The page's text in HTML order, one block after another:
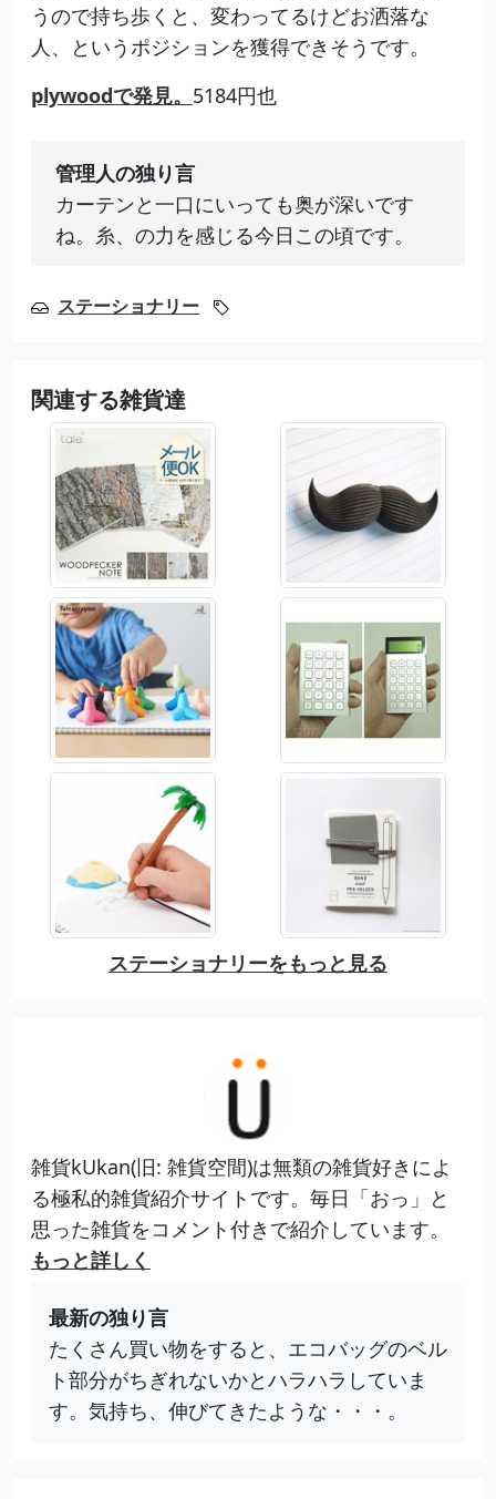
うので持ち歩くと、変わってるけどお洒落な
人、というポジションを獲得できそうです。
plywoodで発見。 5184円也
管理人の独り言
カーテンと一口にいっても奥が深いです
ね。糸、の力を感じる今日この頃です。
ステーショナリー
関連する雑貨達
ステーショナリーをもっと見る
雑貨kUkan(旧: 雑貨空間)は無類の雑貨好きによ
る極私的雑貨紹介サイトです。毎日「おっ」と
思った雑貨をコメント付きで紹介しています。
もっと詳しく
最新の独り言
たくさん買い物をすると、エコバッグのベル
ト部分がちぎれないかとハラハラしていま
す。気持ち、伸びてきたような・・・。